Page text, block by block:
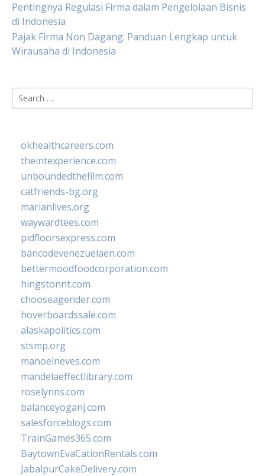
Pentingnya Regulasi Firma dalam Pengelolaan Bisnis
di Indonesia
Pajak Firma Non Dagang: Panduan Lengkap untuk
Wirausaha di Indonesia
Search
for:
okhealthcareers.com
theintexperience.com
unboundedthefilm.com
catfriends-bg.org
marianlives.org
waywardtees.com
pidfloorsexpress.com
bancodevenezuelaen.com
bettermoodfoodcorporation.com
hingstonnt.com
chooseagender.com
hoverboardssale.com
alaskapolitics.com
stsmp.org
manoelneves.com
mandelaeffectlibrary.com
roselynns.com
balanceyoganj.com
salesforceblogs.com
TrainGames365.com
BaytownEvaCationRentals.com
JabalpurCakeDelivery.com